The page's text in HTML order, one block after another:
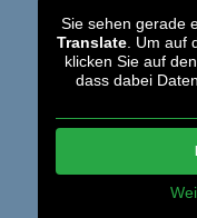
Sie sehen gerade
Translate. Um auf
klicken Sie auf
dass dabei